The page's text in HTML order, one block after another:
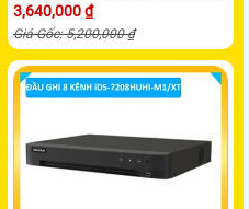
3,640,000 ₫
Giá Gốc: 5,200,000 ₫